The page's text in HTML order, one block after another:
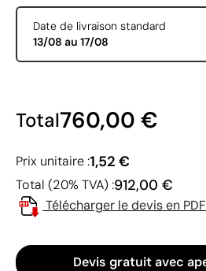
Date de livraison standard
13/08 au 17/08
Total760,00 €
Prix unitaire :1,52 €
Total (20% TVA) :912,00 €
Télécharger le devis en PDF
Devis gratuit avec